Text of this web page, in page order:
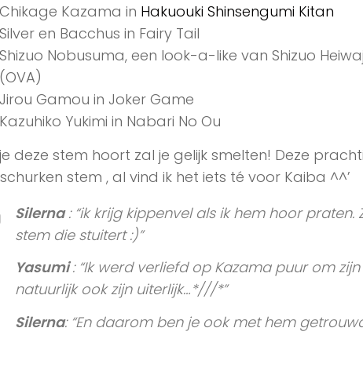
Chikage Kazama in Hakuouki Shinsengumi Kitan
Silver en Bacchus in Fairy Tail
Shizuo Nobusuma, een look-a-like van Shizuo
(OVA)
Jirou Gamou in Joker Game
Kazuhiko Yukimi in Nabari No Ou
deze stem hoort zal je gelijk smelten! Deze
stem , al vind ik het iets té voor Kaiba ^^’
Silerna:“ik krijg kippenvel als ik hem hoor
stem die stuitert :)”
Yasumi:“Ik werd verliefd op Kazama puur om
natuurlijk ook zijn uiterlijk…*///*”
Silerna: “En daarom ben je ook met hem